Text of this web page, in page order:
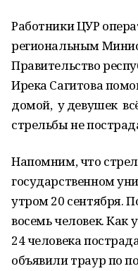
Работники ЦУР
региональным
Правительство
Ирека Сагитова
домой, у девушек
стрельбы не
Напомним, что
государственном
утром 20 сентября.
восемь человек. Как
24 человека
объявили траур по